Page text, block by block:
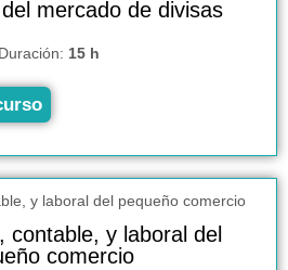
mercado de divisas
Duración: 15 h
contable, y laboral del
comercio